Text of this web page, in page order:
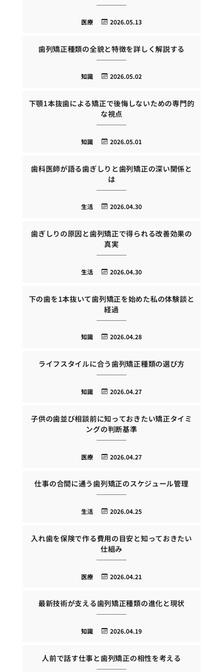
2026.05.13
医療
歯列矯正種類の全貌と特徴を詳しく解説する
2026.05.02
知識
下顎1本抜歯による矯正で後悔しないための専門的
な視点
2026.05.01
知識
歯科医師が語る歯ぎしりと歯列矯正の深い関係と
は
2026.04.30
生活
歯ぎしりの原因と歯列矯正で得られる改善効果の
真実
2026.04.30
生活
下の歯を1本抜いて歯列矯正を始めた私の体験談と
経過
2026.04.28
知識
ライフスタイルに合う歯列矯正種類の選び方
2026.04.27
知識
子供の歯並び相談前に知っておきたい矯正タイミ
ングの判断基準
2026.04.27
医療
仕事の合間に通う歯列矯正のスケジュール管理
2026.04.25
生活
入れ歯を保険で作る費用の目安と知っておきたい
仕組み
2026.04.21
医療
最新技術が支える歯列矯正種類の進化と現状
2026.04.19
知識
人前で話す仕事と歯列矯正の相性を考える